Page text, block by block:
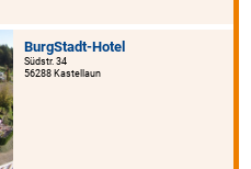
BurgStadt-Hotel
Südstr. 34
56288 Kastellaun